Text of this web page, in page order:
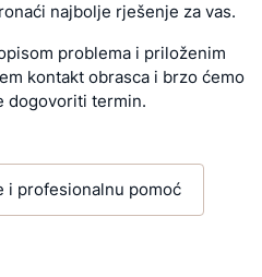
najbolje rješenje za vas.
problema i priloženim
kontakt obrasca i brzo ćemo
dogovoriti termin.
i profesionalnu pomoć